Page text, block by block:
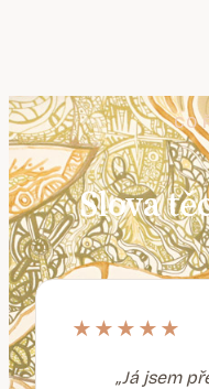
CO
Slova
★★★★★
„Já jsem